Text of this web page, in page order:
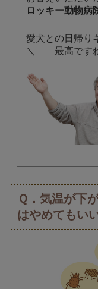
ロッキー動物病
愛犬との日帰り
＼ 最高で
Ｑ．気温が下
はやめてもい